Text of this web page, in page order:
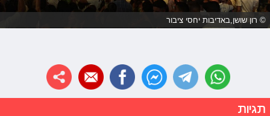
© רון שושן,באדיבות יחסי ציבור
תגיות